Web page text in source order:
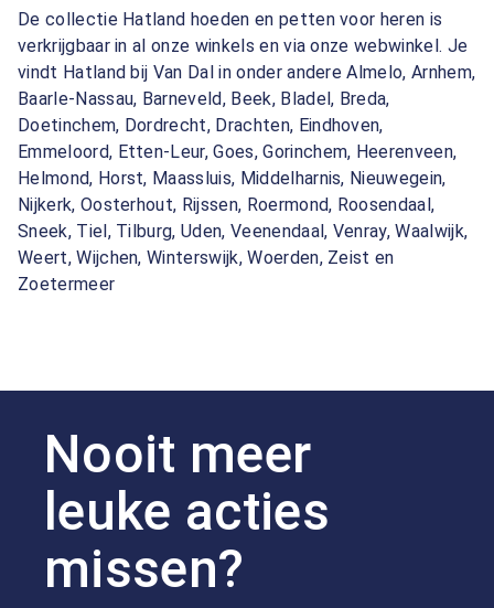
De collectie Hatland hoeden en petten voor heren is
verkrijgbaar in al onze winkels en via onze webwinkel. Je
vindt Hatland bij Van Dal in onder andere Almelo, Arnhem,
Baarle-Nassau, Barneveld, Beek, Bladel, Breda,
Doetinchem, Dordrecht, Drachten, Eindhoven,
Emmeloord, Etten-Leur, Goes, Gorinchem, Heerenveen,
Helmond, Horst, Maassluis, Middelharnis, Nieuwegein,
Nijkerk, Oosterhout, Rijssen, Roermond, Roosendaal,
Sneek, Tiel, Tilburg, Uden, Veenendaal, Venray, Waalwijk,
Weert, Wijchen, Winterswijk, Woerden, Zeist en
Zoetermeer
Nooit meer
leuke acties
missen?